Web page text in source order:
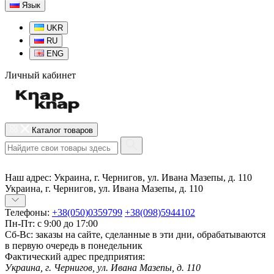
Язык
UKR
RU
ENG
Личный кабинет
Каталог товаров
Наш адрес: Украина, г. Чернигов, ул. Ивана Мазепы, д. 110
Украина, г. Чернигов, ул. Ивана Мазепы, д. 110
Телефоны: +38(050)0359799 +38(098)5944102
Пн-Пт: с 9:00 до 17:00
Сб-Вс: заказы на сайте, сделанные в эти дни, обрабатываются
в первую очередь в понедельник
Фактический адрес предприятия:
Украина, г. Чернигов, ул. Ивана Мазепы, д. 110